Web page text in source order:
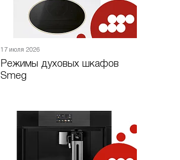
17 июля 2026
Режимы духовых шкафов
Smeg